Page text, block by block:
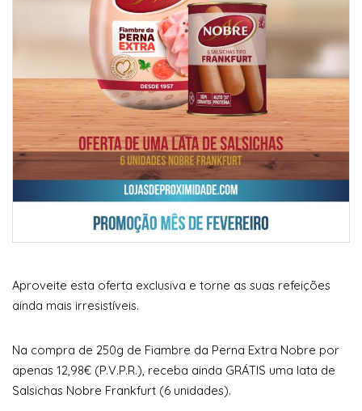
Aproveite esta oferta exclusiva e torne as suas refeições
ainda mais irresistíveis.
Na compra de 250g de Fiambre da Perna Extra Nobre por
apenas 12,98€ (P.V.P.R.), receba ainda GRÁTIS uma lata de
Salsichas Nobre Frankfurt (6 unidades).